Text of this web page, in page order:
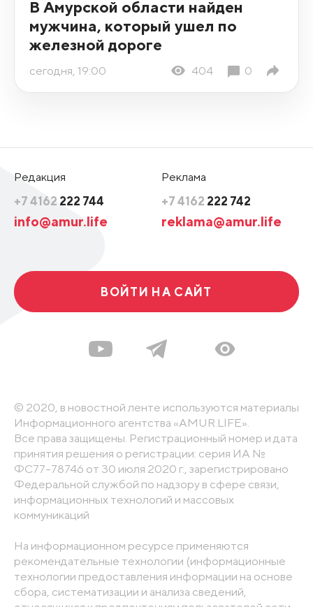
В Амурской области найден
мужчина, который ушел по
железной дороге
сегодня, 19:00 404 0
Редакция
+7 4162 222 744
info@amur.life
Реклама
+7 4162 222 742
reklama@amur.life
ВОЙТИ НА САЙТ
© 2020, в новостной ленте используются материалы
Информационного агентства «AMUR.LIFE».
Все права защищены. Регистрационный номер и дата
принятия решения о регистрации: серия ИА №
ФС77-78746 от 30 июля 2020 г., зарегистрировано
Федеральной службой по надзору в сфере связи,
информационных технологий и массовых
коммуникаций
На информационном ресурсе применяются
рекомендательные технологии (информационные
технологии предоставления информации на основе
сбора, систематизации и анализа сведений,